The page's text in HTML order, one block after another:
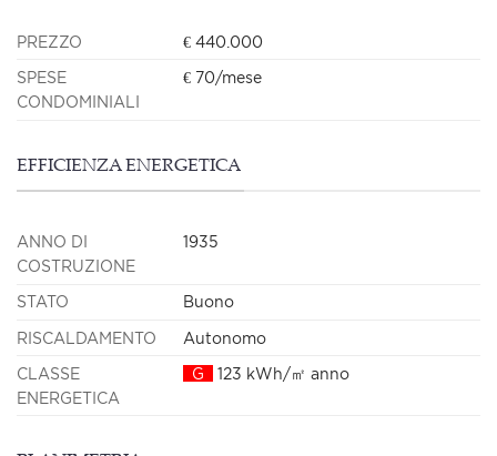
PREZZO € 440.000
SPESE
CONDOMINIALI
€ 70/mese
EFFICIENZA ENERGETICA
ANNO DI
COSTRUZIONE
1935
STATO Buono
RISCALDAMENTO Autonomo
CLASSE
ENERGETICA
G 123 kWh/㎡ anno